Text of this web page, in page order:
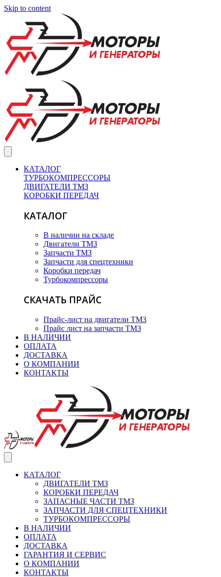
Skip to content
КАТАЛОГ
ТУРБОКОМПРЕССОРЫ
ДВИГАТЕЛИ ТМЗ
КОРОБКИ ПЕРЕДАЧ
КАТАЛОГ
В наличии на складе
Двигатели ТМЗ
Запчасти ТМЗ
Запчасти для спецтехники
Коробки передач
Турбокомпрессоры
СКАЧАТЬ ПРАЙС
Прайс-лист на двигатели ТМЗ
Прайс лист на запчасти ТМЗ
В НАЛИЧИИ
ОПЛАТА
ДОСТАВКА
О КОМПАНИИ
КОНТАКТЫ
КАТАЛОГ
ДВИГАТЕЛИ ТМЗ
КОРОБКИ ПЕРЕДАЧ
ЗАПАСНЫЕ ЧАСТИ ТМЗ
ЗАПЧАСТИ ДЛЯ СПЕЦТЕХНИКИ
ТУРБОКОМПРЕССОРЫ
В НАЛИЧИИ
ОПЛАТА
ДОСТАВКА
ГАРАНТИЯ И СЕРВИС
О КОМПАНИИ
КОНТАКТЫ